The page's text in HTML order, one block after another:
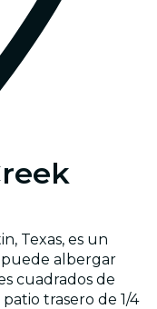
Texas, es un
albergar
cuadrados de
trasero de 1/4